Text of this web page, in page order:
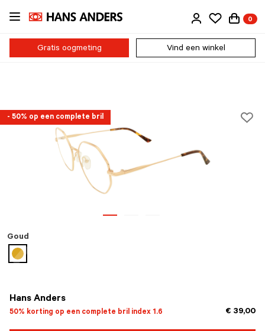
Ga
naar
inhoud
0
Gratis oogmeting Vind een winkel
- 50% op een complete bril
Hans Anders
50% korting op een complete bril index 1.6 € 39,00
Goud
geselecteerd